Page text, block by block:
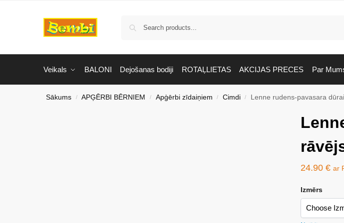
Veikals BALONI Dejošanas bodiji ROTAĻLIETAS AKCIJAS PRECES Par
Sākums / APĢĒRBI BĒRNIEM / Apģērbi zīdaiņiem / Cimdi / Lenne rudens-pavasara
24.90 € ar
Izmērs